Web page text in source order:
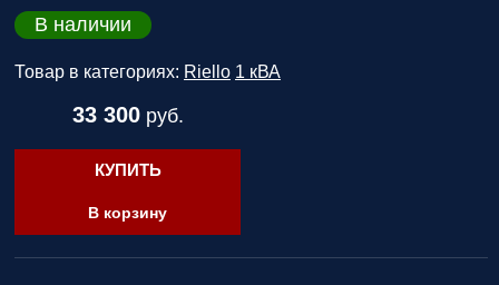
В наличии
Товар в категориях: Riello 1 кВА
33 300руб.
КУПИТЬ
В корзину